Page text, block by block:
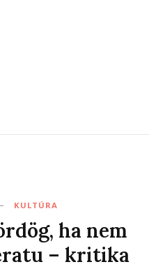
KULTÚRA
ha nem
– kritika